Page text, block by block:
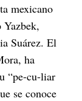
mexicano
Suárez. El
ha
“pe-cu-liar
se conoce